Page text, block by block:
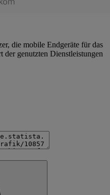
die mobile Endgeräte für das
genutzten Dienstleistungen